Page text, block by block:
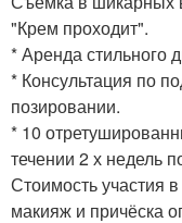
"Крем проходит".
* Аренда стильного
* Консультация по
позировании.
* 10
течении 2 х недель
Стоимость участия
макияж и причёска